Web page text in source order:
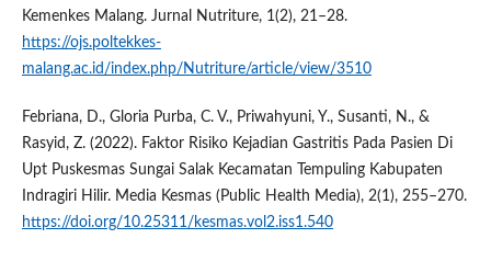
Kemenkes Malang. Jurnal Nutriture, 1(2), 21–28.
https://ojs.poltekkes-
malang.ac.id/index.php/Nutriture/article/view/3510
Febriana, D., Gloria Purba, C. V., Priwahyuni, Y., Susanti, N., &
Rasyid, Z. (2022). Faktor Risiko Kejadian Gastritis Pada Pasien Di
Upt Puskesmas Sungai Salak Kecamatan Tempuling Kabupaten
Indragiri Hilir. Media Kesmas (Public Health Media), 2(1), 255–270.
https://doi.org/10.25311/kesmas.vol2.iss1.540